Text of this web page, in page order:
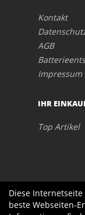
Kontakt
AGB
Impressum
IHR
Top Artikel
Diese
beste Webseiten-